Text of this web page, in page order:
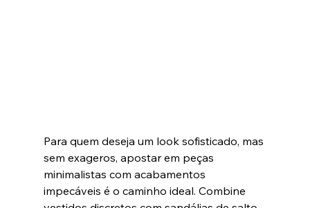
Para quem deseja um look sofisticado, mas
sem exageros, apostar em peças
minimalistas com acabamentos
impecáveis é o caminho ideal. Combine